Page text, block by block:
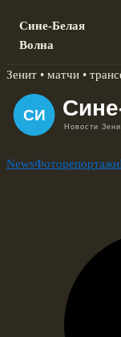
Сине-Белая
Волна
Skip
content
Зенит • матчи •
NewsФоторепортажи